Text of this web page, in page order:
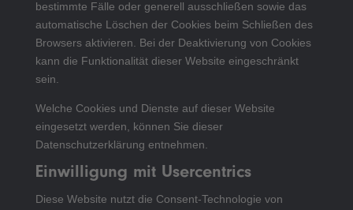
bestimmte Fälle oder generell ausschließen sowie das
automatische Löschen der Cookies beim Schließen des
Browsers aktivieren. Bei der Deaktivierung von Cookies
kann die Funktionalität dieser Website eingeschränkt
sein.
Welche Cookies und Dienste auf dieser Website
eingesetzt werden, können Sie dieser
Datenschutzerklärung entnehmen.
Einwilligung mit Usercentrics
Diese Website nutzt die Consent-Technologie von